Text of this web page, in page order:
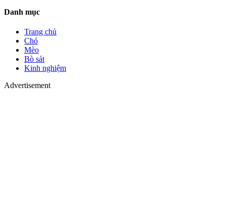
Danh mục
Trang chủ
Chó
Mèo
Bò sát
Kinh nghiệm
Advertisement